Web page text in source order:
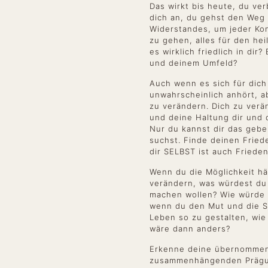
Das wirkt bis heute, du
dich an, du gehst den
Widerstandes, um jeder
zu gehen, alles für den
es wirklich friedlich in dir?
und deinem Umfeld?
Auch wenn es sich für
unwahrscheinlich anhört,
zu verändern. Dich zu
und deine Haltung dir und
Nur du kannst dir das
suchst. Finde deinen
dir SELBST ist auch
Wenn du die Möglichkeit
verändern, was würdest
machen wollen? Wie
wenn du den Mut und die
Leben so zu gestalten,
wäre dann anders?
Erkenne deine
zusammenhängenden